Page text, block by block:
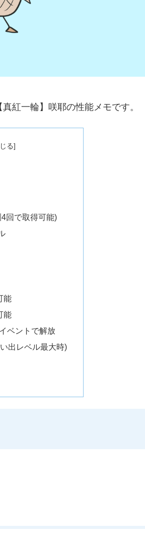
紅一輪】咲耶の性能メモです。
回で取得可能)
能
能
ベントで解放
出レベル最大時)